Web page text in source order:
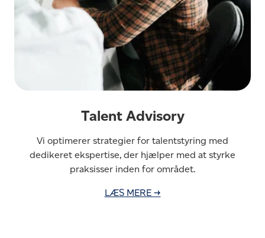
Talent Advisory
Vi optimerer strategier for talentstyring med
dedikeret ekspertise, der hjælper med at styrke
praksisser inden for området.
LÆS MERE →